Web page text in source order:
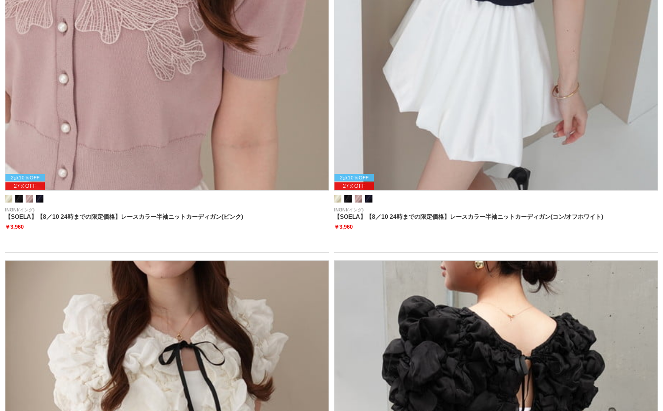
2点10％OFF
27％OFF
INGNI(イング)
【SOELA】【8／10 24時までの限定価格】レースカラー半袖ニットカーディガン(ピンク)
￥3,960
2点10％OFF
27％OFF
INGNI(イング)
【SOELA】【8／10 24時までの限定価格】レースカラー半袖ニットカーディガン(コン/オフホワイト)
￥3,960